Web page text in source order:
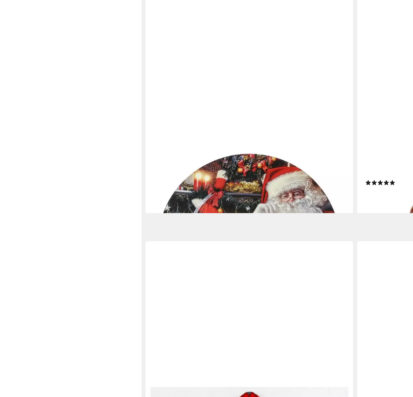
Dekoteller, Dekoteller Kunststoff Santa Claus - Motiv 33cm
lieferbar - in 3-4 Werktagen bei dir
lieferbar - in 2-